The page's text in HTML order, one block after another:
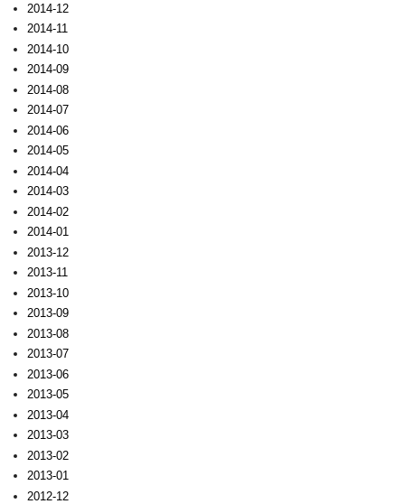
2014-12
2014-11
2014-10
2014-09
2014-08
2014-07
2014-06
2014-05
2014-04
2014-03
2014-02
2014-01
2013-12
2013-11
2013-10
2013-09
2013-08
2013-07
2013-06
2013-05
2013-04
2013-03
2013-02
2013-01
2012-12